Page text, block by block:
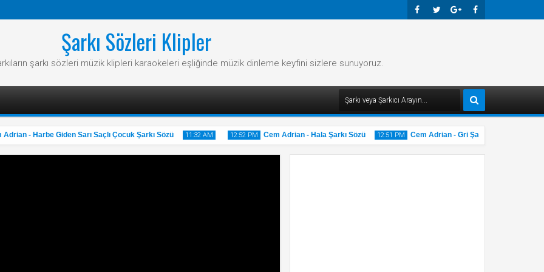
Şarkı Sözleri Klipler
şarkı sözleri müzik klipleri karaokeleri eşliğinde müzik dinleme keyfini sizlere sunuyoruz.
- Harbe Giden Sarı Saçlı Çocuk Şarkı Sözü 11:32 AM 12:52 PM Cem Adrian - Hala Şarkı Sözü 12:51 PM Cem Adrian - Gri Şarkı Sözü